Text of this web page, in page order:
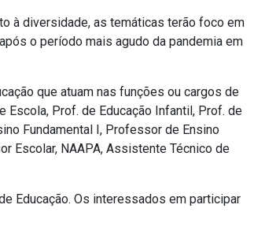
à diversidade, as temáticas terão foco em
o período mais agudo da pandemia em
que atuam nas funções ou cargos de
Prof. de Educação Infantil, Prof. de
Fundamental I, Professor de Ensino
Escolar, NAAPA, Assistente Técnico de
Educação. Os interessados em participar